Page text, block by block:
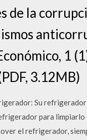
de la
1
3.12MB)
Su refrigerador
para
el refrigerador,